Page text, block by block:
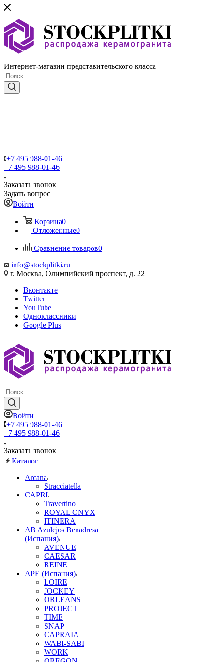
Интернет-магазин представительского класса
+7 495 988-01-46
+7 495 988-01-46
Заказать звонок
Задать вопрос
Войти
Корзина0
Отложенные0
Сравнение товаров0
info@stockplitki.ru
г. Москва, Олимпийский проспект, д. 22
Вконтакте
Twitter
YouTube
Одноклассники
Google Plus
Войти
+7 495 988-01-46
+7 495 988-01-46
Заказать звонок
Каталог
Arcana
Stracciatella
CAPRI
Travertino
ROYAL ONYX
ITINERA
AB Azulejos Benadresa
(Испания)
AVENUE
CAESAR
REINE
APE (Испания)
LOIRE
JOCKEY
ORLEANS
PROJECT
TIME
SNAP
CAPRAIA
WABI-SABI
WORK